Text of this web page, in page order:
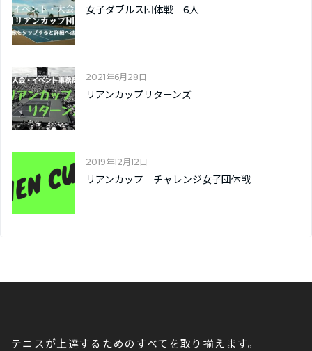
女子ダブルス団体戦 6人
2021年6月28日
リアンカップリターンズ
2019年12月12日
リアンカップ チャレンジ女子団体戦
テニスが上達するためのすべてを取り揃えます。